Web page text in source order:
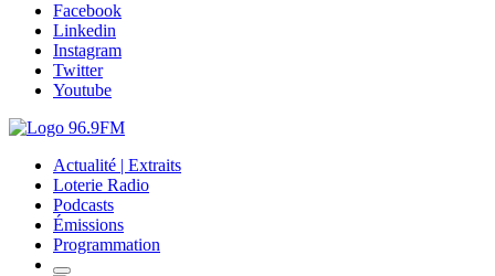
Facebook
Linkedin
Instagram
Twitter
Youtube
Actualité | Extraits
Loterie Radio
Podcasts
Émissions
Programmation